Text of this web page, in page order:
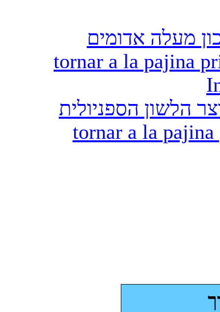
מעלה אדומים
tornar a la pajina
הלשון הספניולית
tornar a la